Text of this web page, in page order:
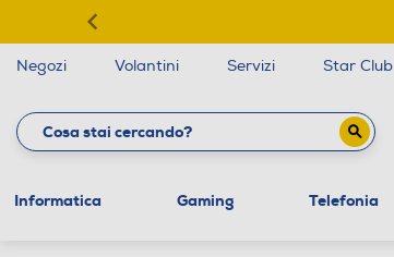
Negozi Volantini Servizi Star Club
Informatica Gaming Telefonia